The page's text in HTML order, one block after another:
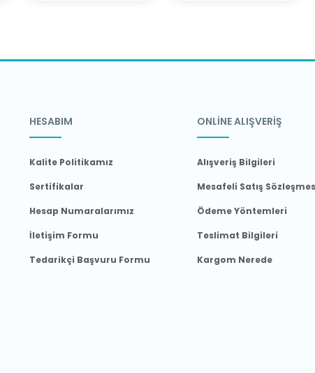
HESABIM
Kalite Politikamız
Sertifikalar
Hesap Numaralarımız
İletişim Formu
Tedarikçi Başvuru Formu
ONLİNE ALIŞVERİŞ
Alışveriş Bilgileri
Mesafeli Satış
Ödeme Yöntemleri
Teslimat Bilgileri
Kargom Nerede